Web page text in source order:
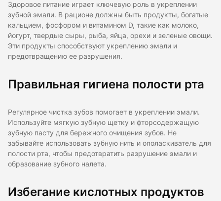
Здоровое питание играет ключевую роль в укреплении
зубной эмали. В рационе должны быть продукты, богатые
кальцием, фосфором и витамином D, такие как молоко,
йогурт, твердые сыры, рыба, яйца, орехи и зеленые овощи.
Эти продукты способствуют укреплению эмали и
предотвращению ее разрушения.
Правильная гигиена полости рта
Регулярное чистка зубов помогает в укреплении эмали.
Используйте мягкую зубную щетку и фторсодержащую
зубную пасту для бережного очищения зубов. Не
забывайте использовать зубную нить и ополаскиватель для
полости рта, чтобы предотвратить разрушение эмали и
образование зубного налета.
Избегание кислотных продуктов